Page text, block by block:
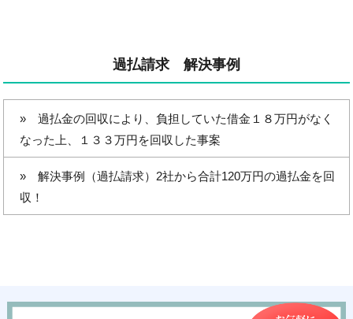
過払請求 解決事例
過払金の回収により、負担していた借金１８万円がなく
なった上、１３３万円を回収した事案
解決事例（過払請求）2社から合計120万円の過払金を回
収！